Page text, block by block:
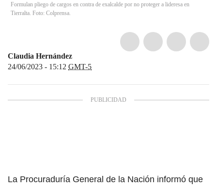
Formulan pliego de cargos en contra de exalcalde por no proteger a lideresa en
Tierralta. Foto: Colprensa.
Claudia Hernández
24/06/2023 - 15:12 GMT-5
La Procuraduría General de la Nación informó que